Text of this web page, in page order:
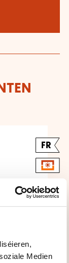
Medien
FR